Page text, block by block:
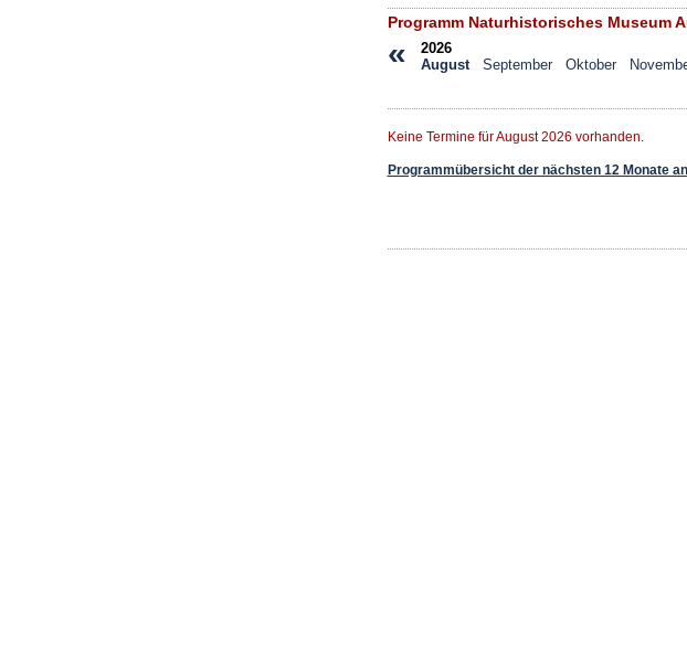
Programm Naturhistorisches Museum
«
2026
August
September Oktober
Keine Termine für August 2026 vorhanden.
Programmübersicht der nächsten 12 Monate